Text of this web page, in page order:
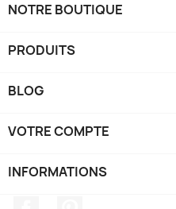
NOTRE BOUTIQUE
PRODUITS
BLOG
VOTRE COMPTE
INFORMATIONS